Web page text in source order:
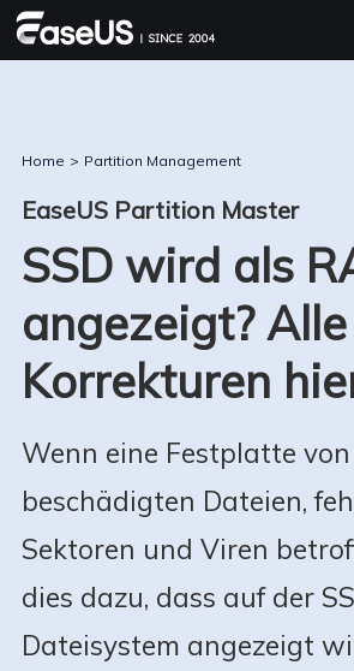
Home > Partition Management
EaseUS Partition Master
SSD wird als
angezeigt? Alle
Korrekturen
Wenn eine Festplatte von
beschädigten Dateien,
Sektoren und Viren
dies dazu, dass auf der
Dateisystem angezeigt